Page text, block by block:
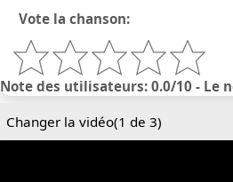
Vote la chanson:
Note des utilisateurs: 0.0/10 - Le
Changer la vidéo(1 de 3)